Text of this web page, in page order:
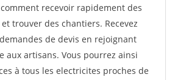
recevoir rapidement des
trouver des chantiers. Recevez
de devis en rejoignant
aux artisans. Vous pourrez ainsi
à tous les electricites proches de